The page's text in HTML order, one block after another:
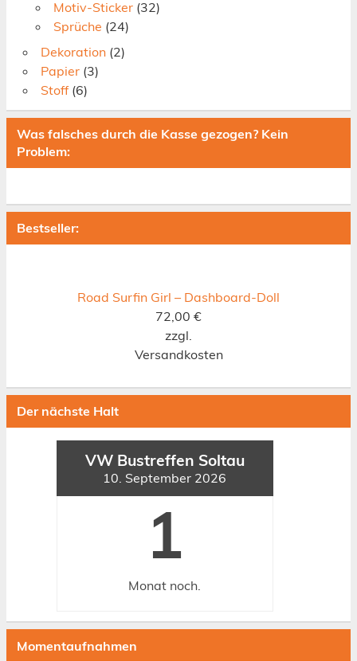
Motiv-Sticker (32)
Sprüche (24)
Dekoration (2)
Papier (3)
Stoff (6)
Was falsches durch die Kasse gezogen? Kein
Problem:
Bestseller:
Road Surfin Girl – Dashboard-Doll
72,00 €
zzgl.
Versandkosten
Der nächste Halt
VW Bustreffen Soltau
10. September 2026
1
Monat noch.
Momentaufnahmen